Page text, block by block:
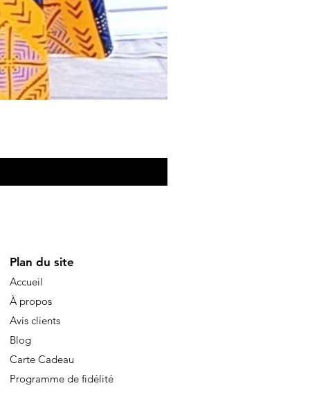
Plan du site
Accueil
À propos
Avis clients
Blog
Carte Cadeau
Programme de fidélité